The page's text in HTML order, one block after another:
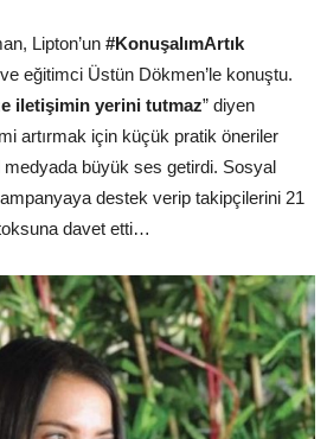
Lipton’un #KonuşalımArtık
eğitimci Üstün Dökmen’le konuştu.
iletişimin yerini tutmaz” diyen
artırmak için küçük pratik öneriler
büyük ses getirdi. Sosyal
destek verip takipçilerini 21
davet etti…